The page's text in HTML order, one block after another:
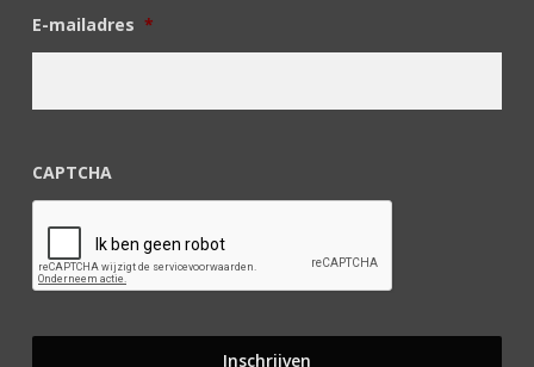
E-mailadres *
CAPTCHA